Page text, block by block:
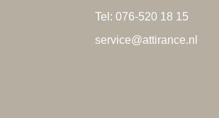
Tel: 076-520 18 15
service@attirance.nl